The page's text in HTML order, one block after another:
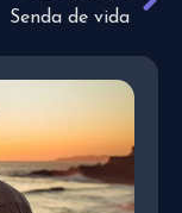
Senda de vida